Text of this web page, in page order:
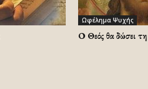
Ωφέλημα Ψυχής
Ο Θεός θα δώσει